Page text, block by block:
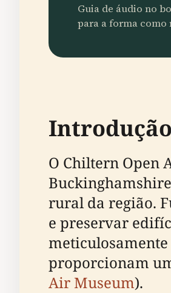
Guia de áudio no
para a forma como
Introdução
O Chiltern Open
rural da região.
e preservar
meticulosamente
proporcionam
Air Museum).